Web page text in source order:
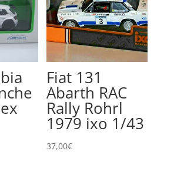
Fiat 131
Abarth RAC
Rally Rohrl
1979 ixo 1/43
37,00€